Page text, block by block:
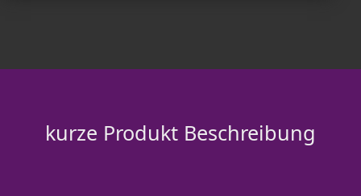
kurze Produkt Beschreibung